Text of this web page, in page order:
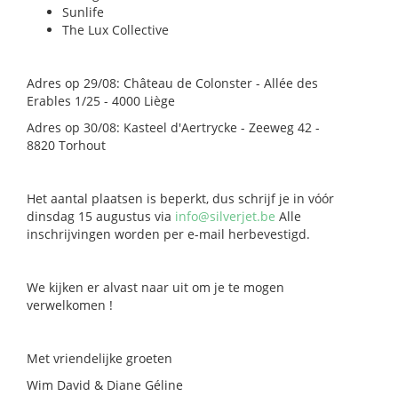
Sunlife
The Lux Collective
Adres op 29/08: Château de Colonster - Allée des
Erables 1/25 - 4000 Liège
Adres op 30/08: Kasteel d'Aertrycke - Zeeweg 42 -
8820 Torhout
Het aantal plaatsen is beperkt, dus schrijf je in vóór
dinsdag 15 augustus via info@silverjet.be Alle
inschrijvingen worden per e-mail herbevestigd.
We kijken er alvast naar uit om je te mogen
verwelkomen !
Met vriendelijke groeten
Wim David & Diane Géline